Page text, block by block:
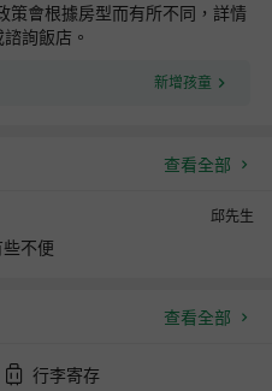
策會根據房型而有所不同，詳情
詢飯店。
新增孩童
查看全部
邱先生
不便
查看全部
行李寄存